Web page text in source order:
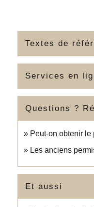
Textes de
Services en
Questions ?
Peut-on obtenir
Les anciens
Et aussi